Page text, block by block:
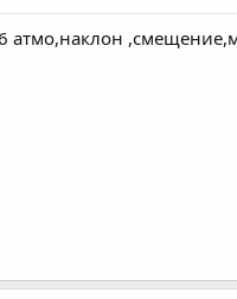
атмо,наклон